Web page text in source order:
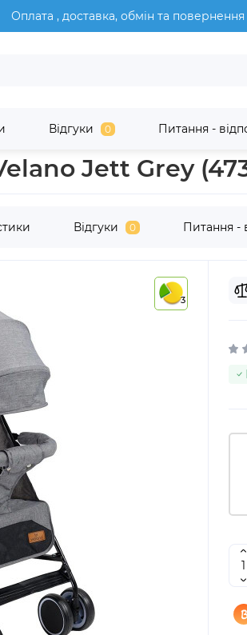
Оплата , доставка, обмін та повернення
Відгуки 0 Питання -
коляски Velano
Jett Grey
Відгуки 0 Питання -
3